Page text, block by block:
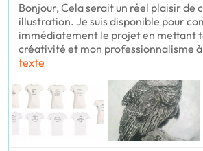
Bonjour, Cela serait un réel plaisir de
illustration. Je suis disponible pour
immédiatement le projet en mettant
créativité et mon professionnalisme
texte